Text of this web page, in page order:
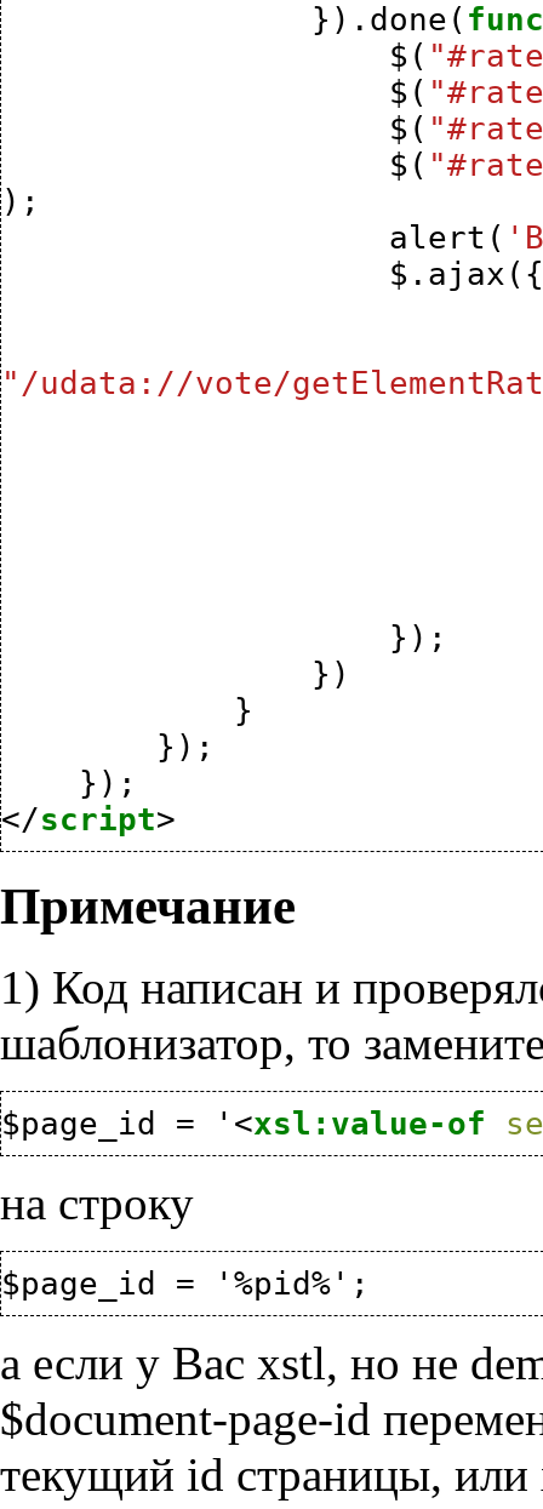
}). done (
$ (
$ (
$ (
$ (
);
alert (
$ . ajax
"/udata://vote/
});
})
}
});
});
</script>
Примечание
1) Код написан и
шаблонизатор, то
$page_id = ' <xsl:value-of
на строку
а если у Вас xstl, но не
$document-page-id
текущий id страницы, или